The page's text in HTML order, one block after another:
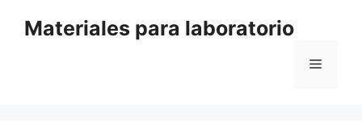
Materiales para laboratorio
Menú